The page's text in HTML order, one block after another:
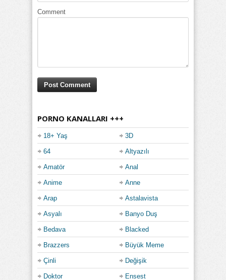
Comment
PORNO KANALLARI +++
18+ Yaş 3D
64 Altyazılı
Amatör Anal
Anime Anne
Arap Astalavista
Asyalı Banyo Duş
Bedava Blacked
Brazzers Büyük Meme
Çinli Değişik
Doktor Ensest